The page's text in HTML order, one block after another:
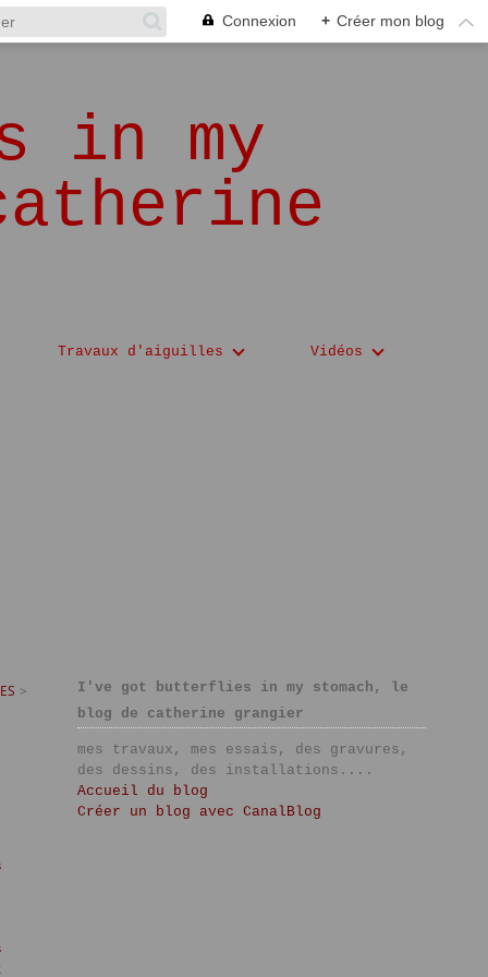
Connexion + Créer mon blog
in my
Travaux d'aiguilles Vidéos
>
I've got butterflies in my stomach, le
blog de catherine grangier
mes travaux, mes essais, des gravures,
des dessins, des installations....
Accueil du blog
Créer un blog avec CanalBlog